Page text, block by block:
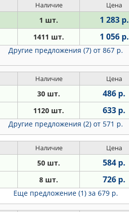
Наличие Цена
1 шт. 1 283 р.
1411 шт. 1 056 р.
Другие предложения (7) от 867 р.
Наличие Цена
30 шт. 486 р.
1120 шт. 633 р.
Другие предложения (2) от 571 р.
Наличие Цена
50 шт. 584 р.
8 шт. 726 р.
Еще предложение (1) за 679 р.